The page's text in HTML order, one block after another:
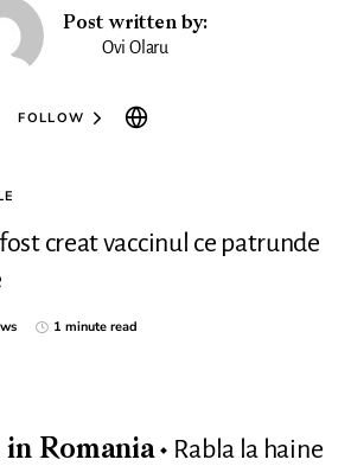
Post written by:
Ovi Olaru
FOLLOW
creat vaccinul ce patrunde
1 minute read
Romania Rabla la haine